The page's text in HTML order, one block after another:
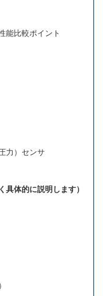
比較ポイント
力）センサ
具体的に説明します）